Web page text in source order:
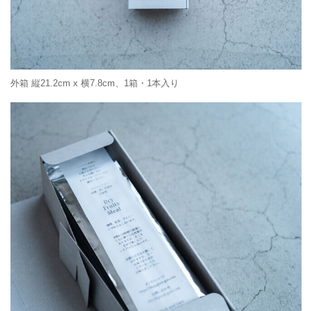
外箱 縦21.2cm x 横7.8cm、1箱・1本入り